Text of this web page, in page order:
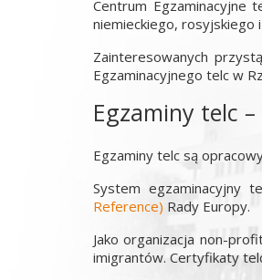
Centrum Egzaminacyjne
niemieckiego, rosyjskiego
Zainteresowanych
Egzaminacyjnego telc w
Egzaminy telc –
Egzaminy telc są
System egzaminacyjny
Reference) Rady Europy.
Jako organizacja non-
imigrantów. Certyfikaty